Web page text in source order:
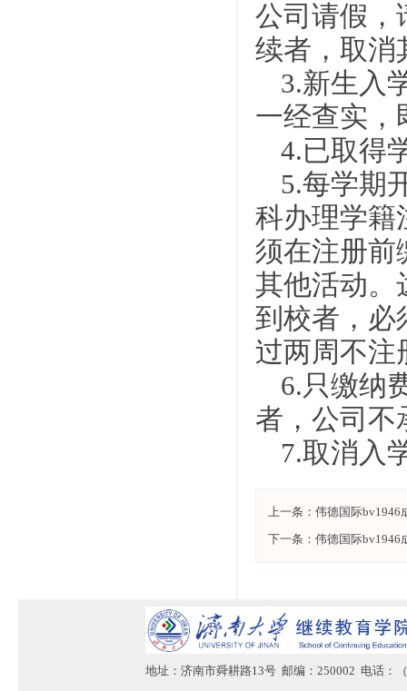
公司请假，
续者，取消
3.新生入
一经查实，
4.已取得
5.每学期
科办理学籍
须在注册前
其他活动。
到校者，必
过两周不注
6.只缴纳
者，公司不
7.取消入
上一条： 伟德国际bv1946
下一条： 伟德国际bv1946
地址：济南市舜耕路13号 邮编：250002 电话：